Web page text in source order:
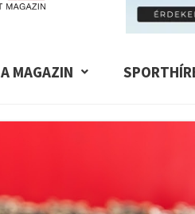
A MAGAZIN